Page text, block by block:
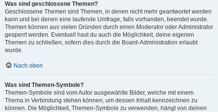
Was sind geschlossene Themen?
Geschlossene Themen sind Themen, in denen nicht mehr geantwortet werden
kann und bei denen eine laufende Umfrage, falls vorhanden, beendet wurde.
Themen können aus vielen Gründen durch einen Moderator oder Administrator
gesperrt werden. Eventuell hast du auch die Möglichkeit, deine eigenen
Themen zu schließen, sofern dies durch die Board-Administration erlaubt
wurde.
Nach oben
Was sind Themen-Symbole?
Themen-Symbole sind vom Autor ausgewählte Bilder, welche mit einem
Thema in Verbindung stehen können, um dessen Inhalt kennzeichnen zu
können. Die Möglichkeit, Themen-Symbole zu verwenden, hängt von deinen